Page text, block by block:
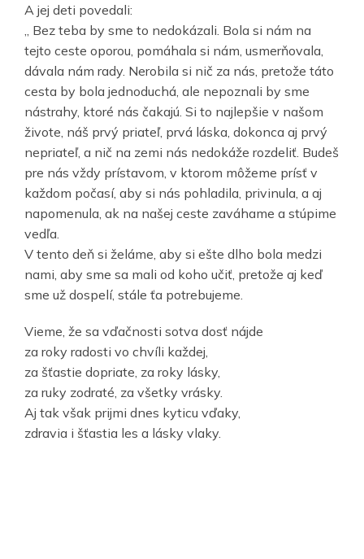
A jej deti povedali:
„ Bez teba by sme to nedokázali. Bola si nám na
tejto ceste oporou, pomáhala si nám, usmerňovala,
dávala nám rady. Nerobila si nič za nás, pretože táto
cesta by bola jednoduchá, ale nepoznali by sme
nástrahy, ktoré nás čakajú. Si to najlepšie v našom
živote, náš prvý priateľ, prvá láska, dokonca aj prvý
nepriateľ, a nič na zemi nás nedokáže rozdeliť. Budeš
pre nás vždy prístavom, v ktorom môžeme prísť v
každom počasí, aby si nás pohladila, privinula, a aj
napomenula, ak na našej ceste zaváhame a stúpime
vedľa.
V tento deň si želáme, aby si ešte dlho bola medzi
nami, aby sme sa mali od koho učiť, pretože aj keď
sme už dospelí, stále ťa potrebujeme.
Vieme, že sa vďačnosti sotva dosť nájde
za roky radosti vo chvíli každej,
za šťastie dopriate, za roky lásky,
za ruky zodraté, za všetky vrásky.
Aj tak však prijmi dnes kyticu vďaky,
zdravia i šťastia les a lásky vlaky.